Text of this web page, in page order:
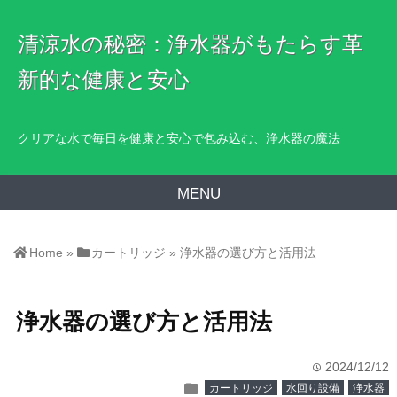
清涼水の秘密：浄水器がもたらす革
新的な健康と安心
クリアな水で毎日を健康と安心で包み込む、浄水器の魔法
MENU
Home » カートリッジ »浄水器の選び方と活用法
浄水器の選び方と活用法
time 2024/12/12
folder カートリッジ 水回り設備 浄水器